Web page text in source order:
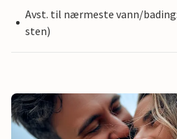
Avst. til nærmeste vann/
sten)